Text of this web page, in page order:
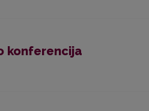
konferencija